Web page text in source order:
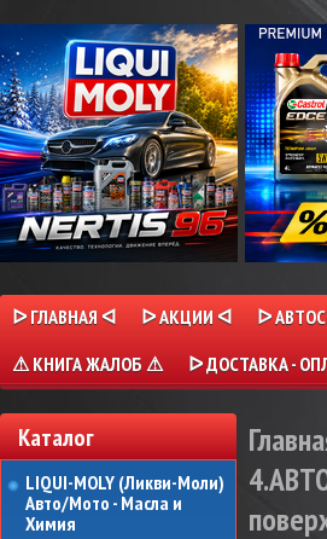
ᐅ ГЛАВНАЯ ᐊ ᐅ АКЦИИ ᐊ
ᐅ
⚠ КНИГА ЖАЛОБ ⚠
ᐅ ДОСТАВКА -
Каталог
LIQUI-MOLY (Ликви-Моли)
Авто/Мото - Масла и
Химия